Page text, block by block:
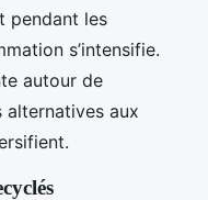
pendant les
s’intensifie.
autour de
alternatives aux